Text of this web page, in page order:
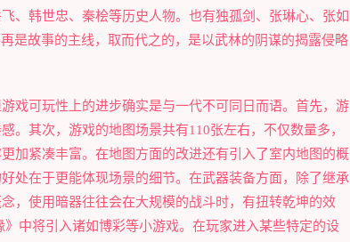
、韩世忠、秦桧等历史人物。也有独孤剑、张琳心、张如
是故事的主线，取而代之的，是以武林的阴谋的揭露侵略
戏可玩性上的进步确实是与一代不可同日而语。首先，游
。其次，游戏的地图场景共有110张左右，不仅数量多，
加紧凑丰富。在地图方面的改进还有引入了室内地图的概
处在于更能体现场景的细节。在武器装备方面，除了继承
，使用暗器往往会在大规模的战斗时，有扭转乾坤的效
中将引入诸如博彩等小游戏。在玩家进入某些特定的设